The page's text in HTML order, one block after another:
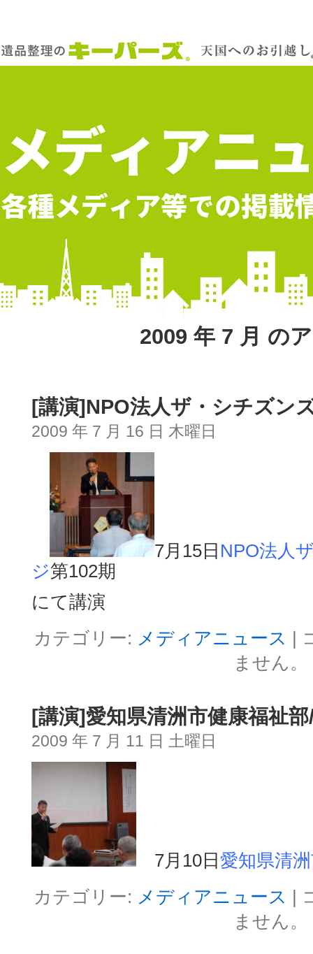
2009 年 7 月 の
[講演]NPO法人ザ・シチズン
2009 年 7 月 16 日 木曜日
7月15日 NPO法人
ジ第102期
にて講演
カテゴリー: メディアニュース
ません。
[講演]愛知県清洲市健康福祉
2009 年 7 月 11 日 土曜日
7月10日 愛知県清
カテゴリー: メディアニュース
ません。